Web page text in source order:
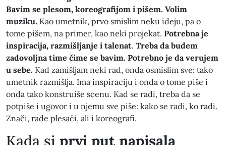
Bavim se plesom, koreografijom i pišem. Volim
muziku. Kao umetnik, prvo smislim neku ideju, pa o
tome pišem, na primer, kao neki projekat. Potrebna je
inspiracija, razmišljanje i talenat. Treba da budem
zadovoljna time čime se bavim. Potrebno je da verujem
u sebe. Kad zamišljam neki rad, onda osmislim sve; tako
umetnik razmišlja. Ima inspiraciju i onda o tome piše i
onda tako konstruiše scenu. Kad se radi, treba da se
potpiše i ugovor i u njemu sve piše: kako se radi, ko radi.
Znači, rade plesači, ali i koreografi.
​Kada si prvi put napisala